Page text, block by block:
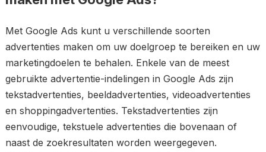
Met Google Ads kunt u verschillende soorten
advertenties maken om uw doelgroep te bereiken en uw
marketingdoelen te behalen. Enkele van de meest
gebruikte advertentie-indelingen in Google Ads zijn
tekstadvertenties, beeldadvertenties, videoadvertenties
en shoppingadvertenties. Tekstadvertenties zijn
eenvoudige, tekstuele advertenties die bovenaan of
naast de zoekresultaten worden weergegeven.